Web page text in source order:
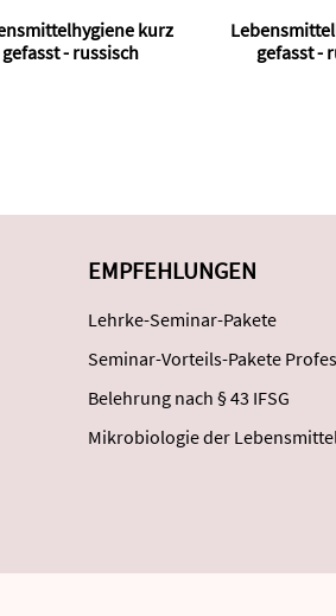
kurz
gefasst - russisch
gefasst -
EMPFEHLUNGEN
Lehrke-Seminar-Pakete
Seminar-Vorteils-Pakete
Belehrung nach § 43 IFSG
Mikrobiologie der